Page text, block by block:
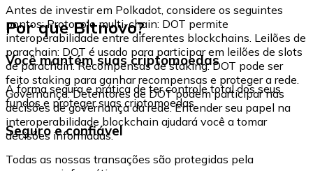
Antes de investir em Polkadot, considere os seguintes
pontos: Protocolo multi-chain: DOT permite
interoperabilidade entre diferentes blockchains. Leilões de
parachain: DOT é usado para participar em leilões de slots
de parachain. Recompensas de staking: DOT pode ser
feito staking para ganhar recompensas e proteger a rede.
Governança: Detentores de DOT podem participar nas
decisões de governança da rede. Entender seu papel na
interoperabilidade blockchain ajudará você a tomar
decisões informadas.
Por que Bitnovo?
Você mantém suas criptomoedas
A forma segura e prática de ter controle total dos seus
fundos e proteger suas criptomoedas.
Seguro e confiável
Todas as nossas transações são protegidas pela